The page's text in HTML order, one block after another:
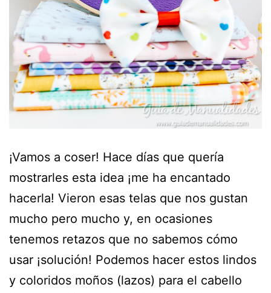
¡Vamos a coser! Hace días que quería
mostrarles esta idea ¡me ha encantado
hacerla! Vieron esas telas que nos gustan
mucho pero mucho y, en ocasiones
tenemos retazos que no sabemos cómo
usar ¡solución! Podemos hacer estos lindos
y coloridos moños (lazos) para el cabello